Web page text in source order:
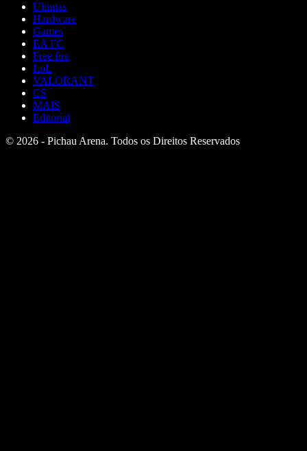
Últimas
Hardware
Games
EA FC
Free fire
LoL
VALORANT
CS
MAIS
Editorial
© 2026 - Pichau Arena. Todos os Direitos Reservados